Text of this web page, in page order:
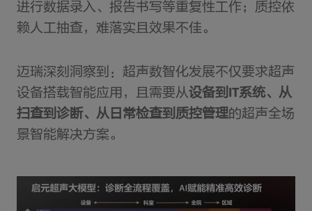
进行数据录入、报告书写等重复性工作；质控依
赖人工抽查，难落实且效果不佳。
迈瑞深刻洞察到：超声数智化发展不仅要求超声
设备搭载智能应用，且需要从设备到IT系统、从
扫查到诊断、从日常检查到质控管理的超声全场
景智能解决方案。